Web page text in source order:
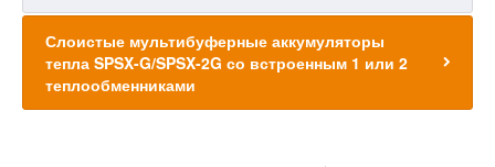
Слоистые мультибуферные аккумуляторы
тепла SPSX-G/SPSX-2G со встроенным 1 или 2
теплообменниками